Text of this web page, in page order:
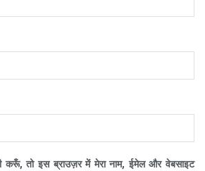
करूँ, तो इस ब्राउज़र में मेरा नाम, ईमेल और वेबसाइट